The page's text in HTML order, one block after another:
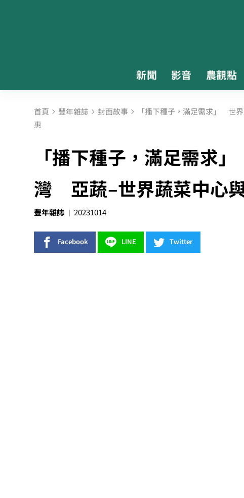
新聞 影音 農觀點
首頁 豐年雜誌 封面故事 「播下種子，滿足需求」 世
惠
「播下種子，滿足需
灣 亞蔬–世界蔬菜中心
豐年雜誌 20231014
Facebook LINE Twitter